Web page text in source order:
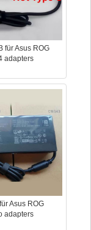
für Asus ROG
adapters
Asus ROG
adapters